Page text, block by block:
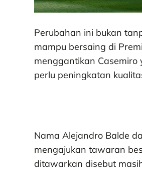
Perubahan ini bukan
mampu bersaing di
menggantikan
perlu peningkatan
Nama Alejandro Balde
mengajukan tawaran
ditawarkan disebut